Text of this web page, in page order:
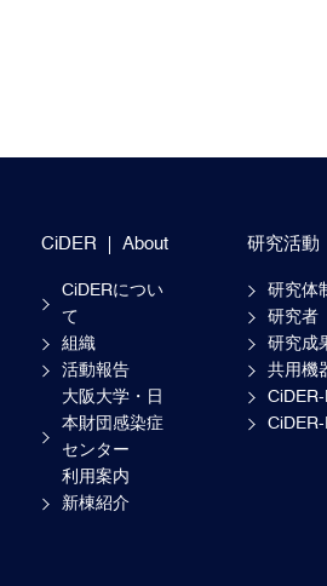
CiDER About
CiDERについ
て
組織
活動報告
大阪大学・日
本財団感染症
センター
利用案内
新棟紹介
研究活動
研究体
研究者
研究成
共用機